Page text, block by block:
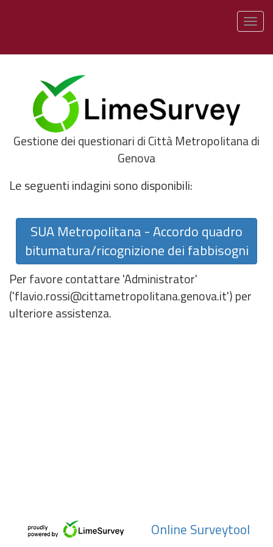
Gestione dei questionari di Città Metropolitana di
Genova
Le seguenti indagini sono disponibili:
SUA Metropolitana - Accordo quadro
bitumatura/ricognizione dei fabbisogni
Per favore contattare 'Administrator'
('flavio.rossi@cittametropolitana.genova.it') per
ulteriore assistenza.
Online Surveytool